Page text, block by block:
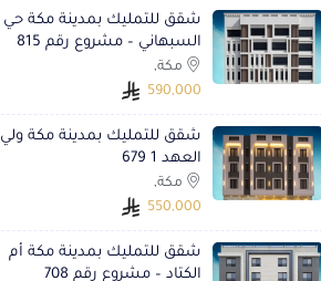
شقق للتمليك بمدينة مكة حي
السبهاني – مشروع رقم 815
مكة,
590,000
شقق للتمليك بمدينة مكة ولي
العهد 1 679
مكة,
550,000
شقق للتمليك بمدينة مكة أم
الكتاد – مشروع رقم 708